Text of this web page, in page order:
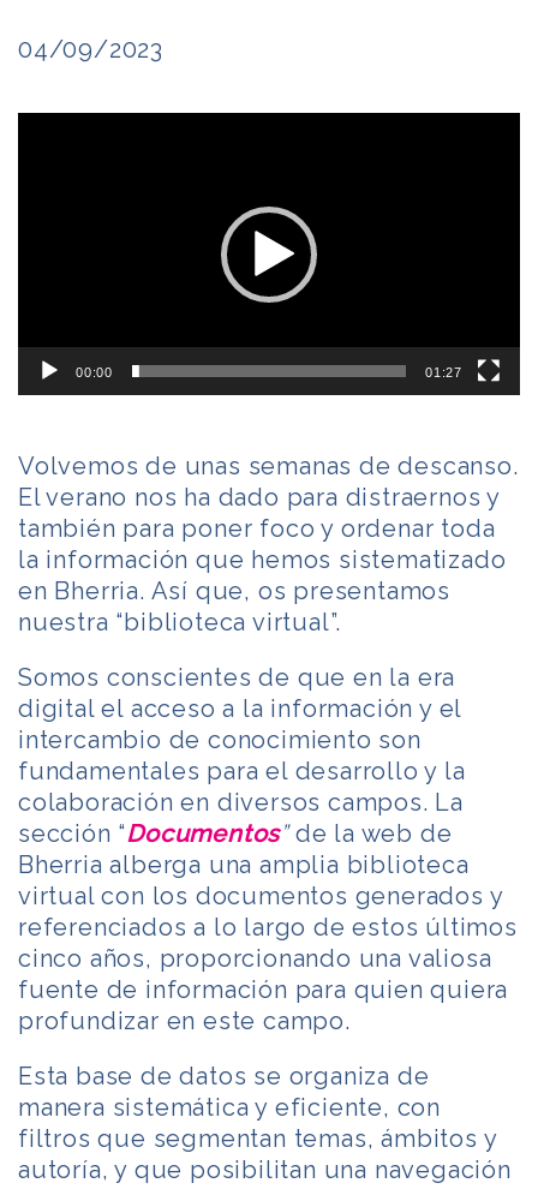
04/09/2023
00:00 01:27
Volvemos de unas semanas de descanso.
El verano nos ha dado para distraernos y
también para poner foco y ordenar toda
la información que hemos sistematizado
en Bherria. Así que, os presentamos
nuestra “biblioteca virtual”.
Somos conscientes de que en la era
digital el acceso a la información y el
intercambio de conocimiento son
fundamentales para el desarrollo y la
colaboración en diversos campos. La
sección “Documentos”de la web de
Bherria alberga una amplia biblioteca
virtual con los documentos generados y
referenciados a lo largo de estos últimos
cinco años, proporcionando una valiosa
fuente de información para quien quiera
profundizar en este campo.
Esta base de datos se organiza de
manera sistemática y eficiente, con
filtros que segmentan temas, ámbitos y
autoría, y que posibilitan una navegación